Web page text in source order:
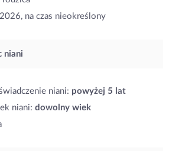
na czas nieokreślony
niani
niani: powyżej 5 lat
niani: dowolny wiek